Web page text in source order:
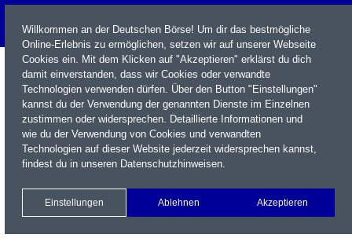
Name / WKN / ISIN / Kürzel
Newsletter Kontakt
Xetra Realtime
Watchlist Portfolio Login
Willkommen an der Deutschen Börse! Um dir das bestmögliche
Online-Erlebnis zu ermöglichen, setzen wir auf unserer Webseite
Cookies ein. Mit dem Klicken auf "Akzeptieren" erklärst du dich
damit einverstanden, dass wir Cookies oder verwandte
Technologien verwenden dürfen. Über den Button "Einstellungen"
kannst du der Verwendung der genannten Dienste im Einzelnen
zustimmen oder widersprechen. Detaillierte Informationen und
wie du der Verwendung von Cookies und verwandten
Technologien auf dieser Website jederzeit widersprechen kannst,
findest du in unseren Datenschutzhinweisen.
Einstellungen Ablehnen Akzeptieren